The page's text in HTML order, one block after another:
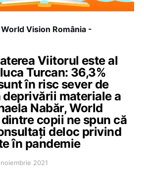
Vision România -
Viitorul este al
Turcan: 36,3%
în risc sever de
deprivării materiale a
Nabăr, World
copii ne spun că
deloc privind
în pandemie
noiembrie 2021